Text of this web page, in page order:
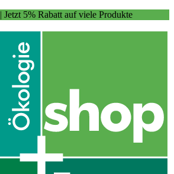
| Jetzt 5% Rabatt auf viele Produkte